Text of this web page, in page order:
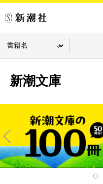
新潮文庫
Pre
v